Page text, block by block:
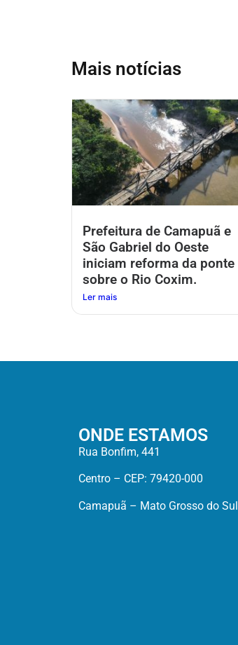
Mais notícias
Prefeitura de Camapuã e
São Gabriel do Oeste
iniciam reforma da ponte
sobre o Rio Coxim.
Ler mais
ONDE ESTAMOS
Rua Bonfim, 441
Centro – CEP: 79420-000
Camapuã – Mato Grosso do Sul